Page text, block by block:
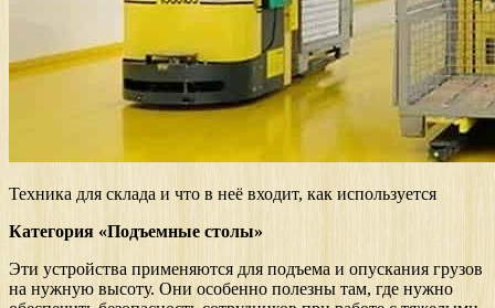
Техника для склада и что в неё входит, как используется
Категория «Подъемные столы»
Эти устройства применяются для подъема и опускания грузов
на нужную высоту. Они особенно полезны там, где нужно